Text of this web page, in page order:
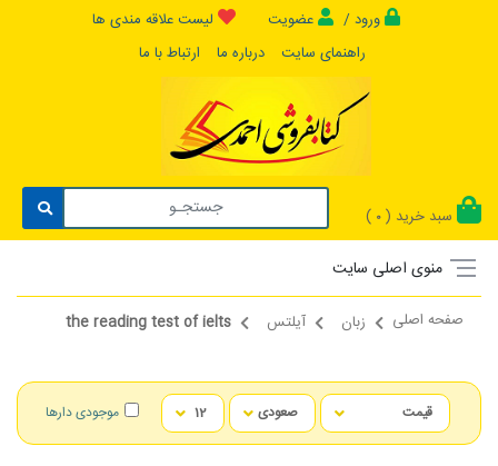
ورود / عضویت
لیست علاقه مندی ها
راهنمای سایت
درباره ما ارتباط با ما
سبد خرید ( 0
)
منوی اصلی سایت
صفحه اصلی زبان آیلتس the reading test of ielts
موجودی دارها